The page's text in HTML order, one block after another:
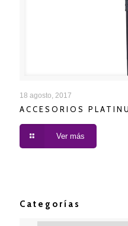
ACCESORIOS
18 agosto, 2017
ACCESORIOS
Ver más
Categorías